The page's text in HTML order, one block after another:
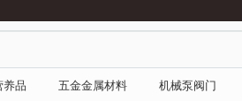
养品 五金金属材料 机械泵阀门